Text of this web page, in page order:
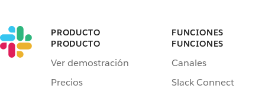
PRODUCTO
PRODUCTO
Ver demostración
Precios
FUNCIONES
FUNCIONES
Canales
Slack Connect